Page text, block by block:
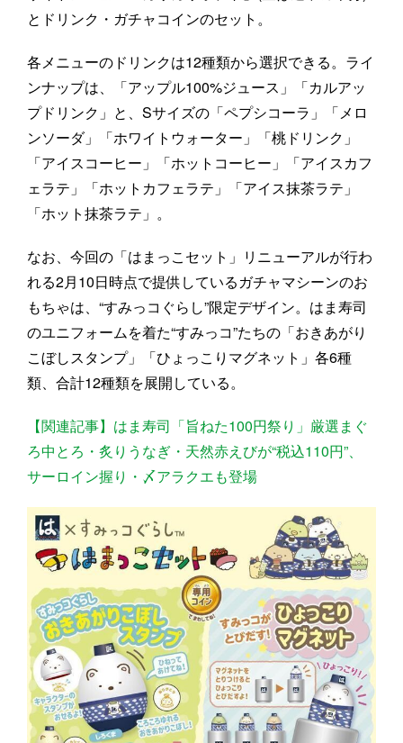
とドリンク・ガチャコインのセット。
各メニューのドリンクは12種類から選択できる。ライ
ンナップは、「アップル100%ジュース」「カルアッ
プドリンク」と、Sサイズの「ペプシコーラ」「メロ
ンソーダ」「ホワイトウォーター」「桃ドリンク」
「アイスコーヒー」「ホットコーヒー」「アイスカフ
ェラテ」「ホットカフェラテ」「アイス抹茶ラテ」
「ホット抹茶ラテ」。
なお、今回の「はまっこセット」リニューアルが行わ
れる2月10日時点で提供しているガチャマシーンのお
もちゃは、“すみっコぐらし”限定デザイン。はま寿司
のユニフォームを着た“すみっコ”たちの「おきあがり
こぼしスタンプ」「ひょっこりマグネット」各6種
類、合計12種類を展開している。
【関連記事】はま寿司「旨ねた100円祭り」厳選まぐ
ろ中とろ・炙りうなぎ・天然赤えびが“税込110円”、
サーロイン握り・〆アラクエも登場